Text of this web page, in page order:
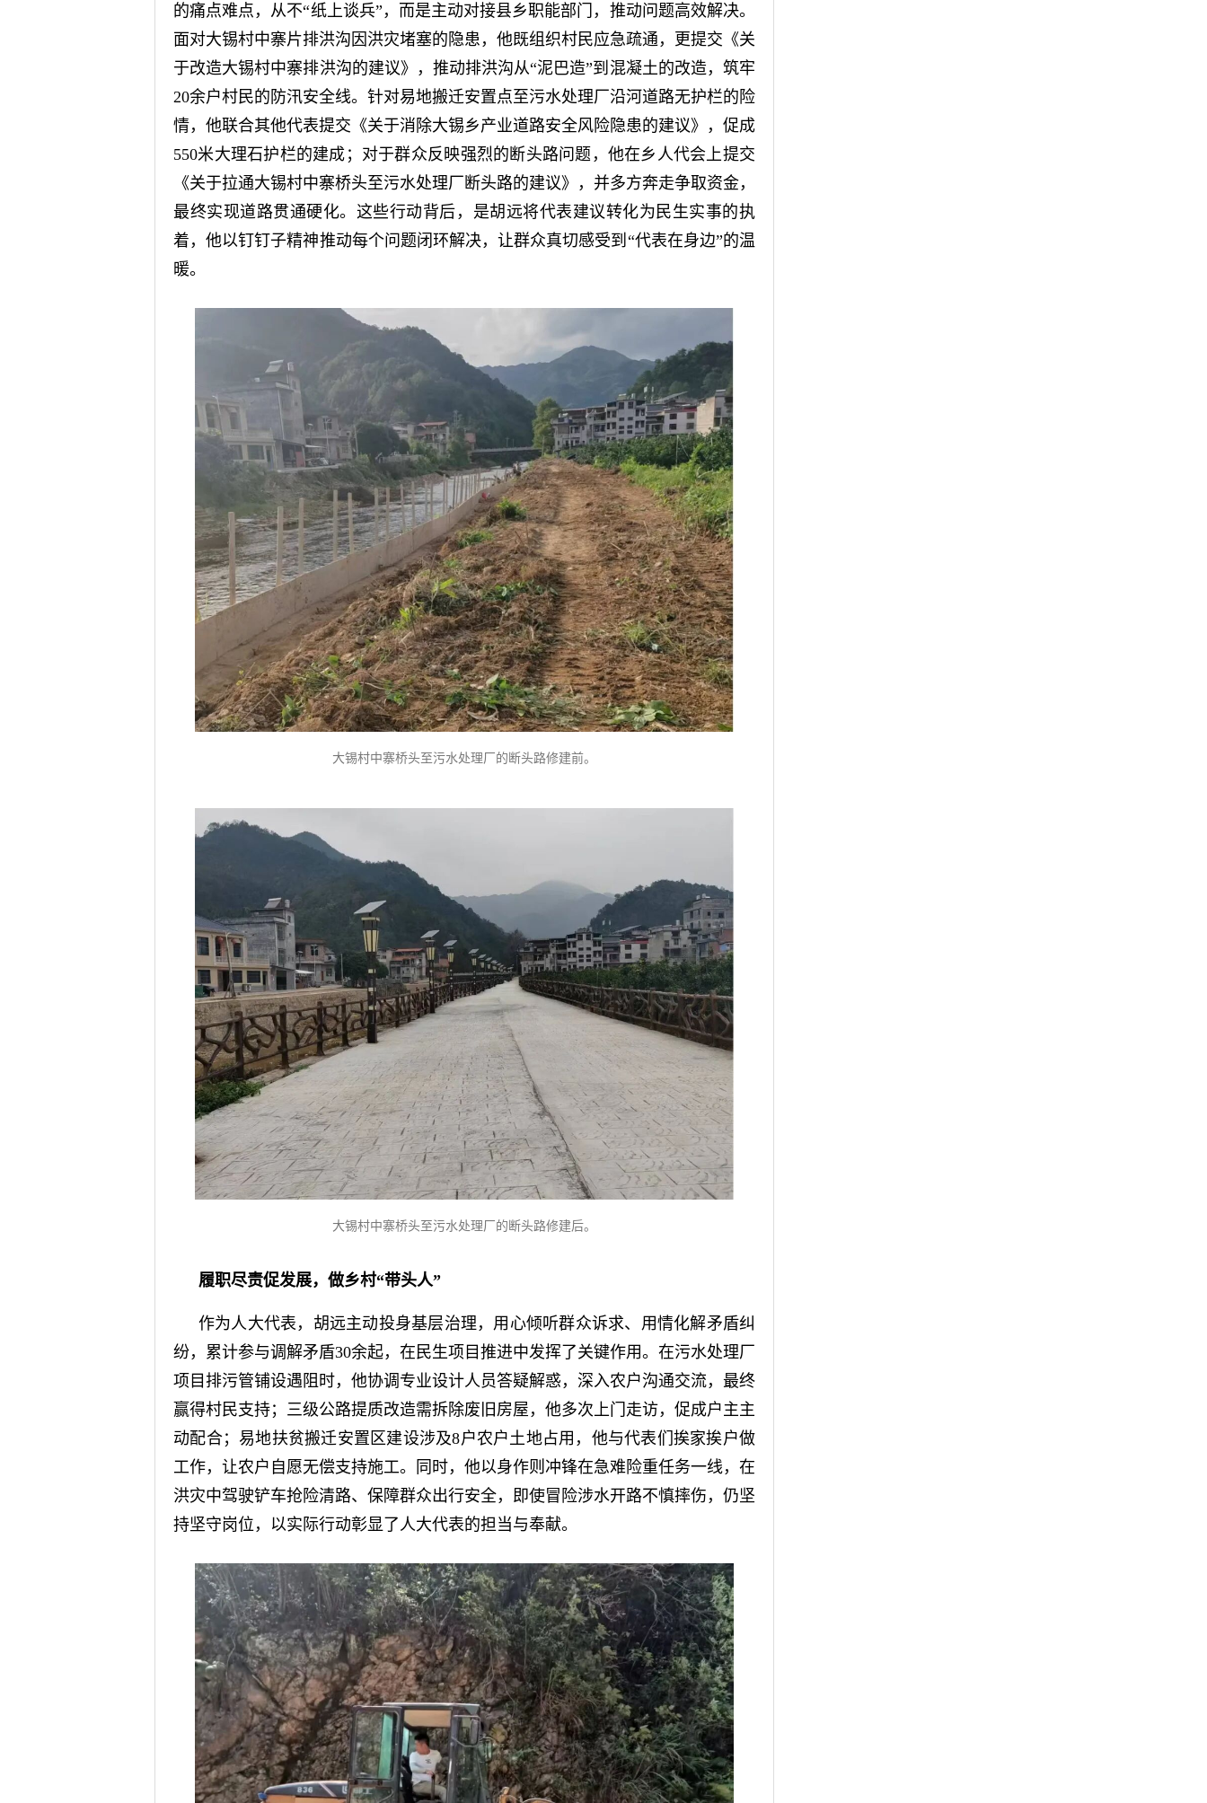
的痛点难点，从不“纸上谈兵”，而是主动对接县乡职能部门，推动问题高效解决。
面对大锡村中寨片排洪沟因洪灾堵塞的隐患，他既组织村民应急疏通，更提交《关
于改造大锡村中寨排洪沟的建议》，推动排洪沟从“泥巴造”到混凝土的改造，筑牢
20余户村民的防汛安全线。针对易地搬迁安置点至污水处理厂沿河道路无护栏的险
情，他联合其他代表提交《关于消除大锡乡产业道路安全风险隐患的建议》，促成
550米大理石护栏的建成；对于群众反映强烈的断头路问题，他在乡人代会上提交
《关于拉通大锡村中寨桥头至污水处理厂断头路的建议》，并多方奔走争取资金，
最终实现道路贯通硬化。这些行动背后，是胡远将代表建议转化为民生实事的执
着，他以钉钉子精神推动每个问题闭环解决，让群众真切感受到“代表在身边”的温
暖。
大锡村中寨桥头至污水处理厂的断头路修建前。
大锡村中寨桥头至污水处理厂的断头路修建后。
履职尽责促发展，做乡村“带头人”
作为人大代表，胡远主动投身基层治理，用心倾听群众诉求、用情化解矛盾纠
纷，累计参与调解矛盾30余起，在民生项目推进中发挥了关键作用。在污水处理厂
项目排污管铺设遇阻时，他协调专业设计人员答疑解惑，深入农户沟通交流，最终
赢得村民支持；三级公路提质改造需拆除废旧房屋，他多次上门走访，促成户主主
动配合；易地扶贫搬迁安置区建设涉及8户农户土地占用，他与代表们挨家挨户做
工作，让农户自愿无偿支持施工。同时，他以身作则冲锋在急难险重任务一线，在
洪灾中驾驶铲车抢险清路、保障群众出行安全，即使冒险涉水开路不慎摔伤，仍坚
持坚守岗位，以实际行动彰显了人大代表的担当与奉献。